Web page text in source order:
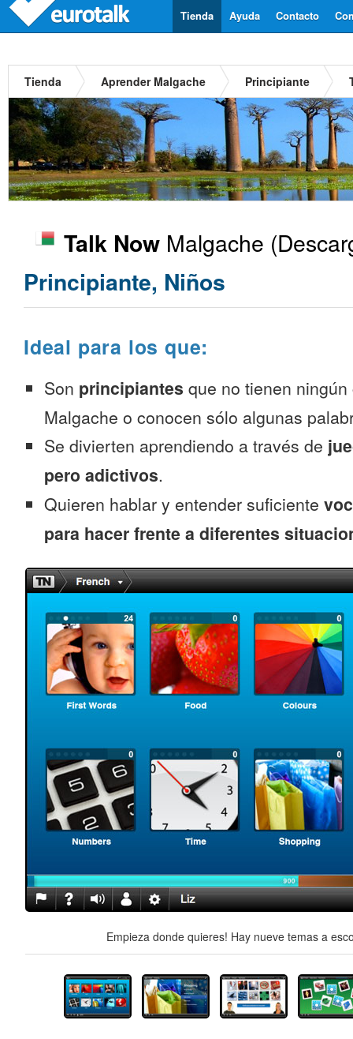
Contacto
Ayuda
Tienda
Tienda Aprender Malgache Principiante
Talk Now Malgache
Principiante, Niños
Ideal para los que:
Son principiantes que no tienen
Malgache o conocen sólo algunas
Se divierten aprendiendo a través de
pero adictivos.
Quieren hablar y entender suficiente
para hacer frente a diferentes
Empieza donde quieres! Hay nueve temas a